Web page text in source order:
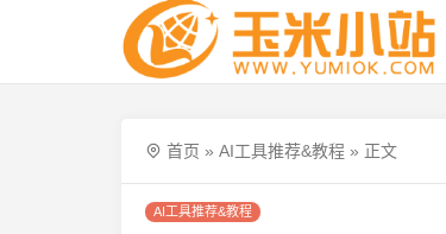
首页 » AI工具推荐&教程 » 正文
AI工具推荐&教程